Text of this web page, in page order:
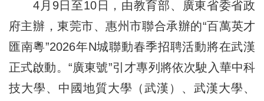
4月9日至10日，由教育部、廣東省委省政
府主辦，東莞市、惠州市聯合承辦的“百萬英才
匯南粵”2026年N城聯動春季招聘活動將在武漢
正式啟動。“廣東號”引才專列將依次駛入華中科
技大學、中國地質大學（武漢）、武漢大學、